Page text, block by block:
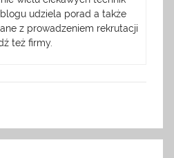
udziela porad a także
z prowadzeniem rekrutacji
też firmy.